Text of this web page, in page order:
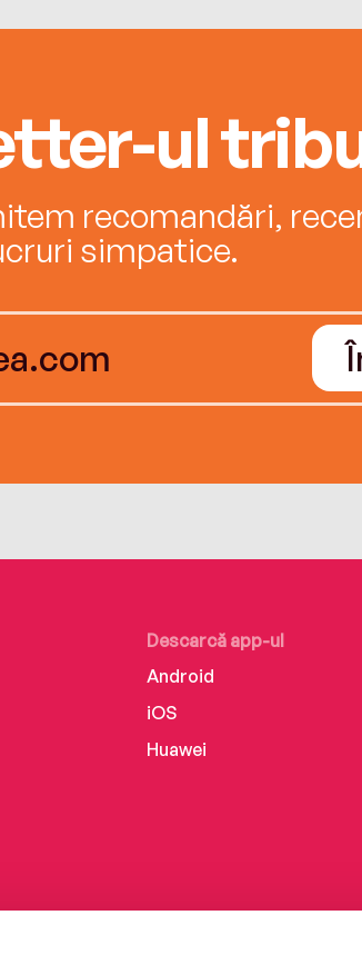
ul
recomandări,
simpatice.
Descarcă app-ul
Android
iOS
Huawei